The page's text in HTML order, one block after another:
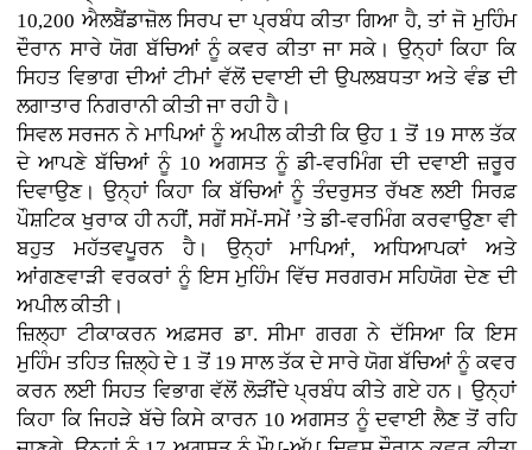
10,200 ਐਲਬੈਂਡਾਜ਼ੋਲ ਸਿਰਪ ਦਾ ਪ੍ਰਬੰਧ ਕੀਤਾ ਗਿਆ ਹੈ, ਤਾਂ ਜੋ ਮੁਹਿੰਮ
ਦੌਰਾਨ ਸਾਰੇ ਯੋਗ ਬੱਚਿਆਂ ਨੂੰ ਕਵਰ ਕੀਤਾ ਜਾ ਸਕੇ। ਉਨ੍ਹਾਂ ਕਿਹਾ ਕਿ
ਸਿਹਤ ਵਿਭਾਗ ਦੀਆਂ ਟੀਮਾਂ ਵੱਲੋਂ ਦਵਾਈ ਦੀ ਉਪਲਬਧਤਾ ਅਤੇ ਵੰਡ ਦੀ
ਲਗਾਤਾਰ ਨਿਗਰਾਨੀ ਕੀਤੀ ਜਾ ਰਹੀ ਹੈ।
ਸਿਵਲ ਸਰਜਨ ਨੇ ਮਾਪਿਆਂ ਨੂੰ ਅਪੀਲ ਕੀਤੀ ਕਿ ਉਹ 1 ਤੋਂ 19 ਸਾਲ ਤੱਕ
ਦੇ ਆਪਣੇ ਬੱਚਿਆਂ ਨੂੰ 10 ਅਗਸਤ ਨੂੰ ਡੀ-ਵਰਮਿੰਗ ਦੀ ਦਵਾਈ ਜ਼ਰੂਰ
ਦਿਵਾਉਣ। ਉਨ੍ਹਾਂ ਕਿਹਾ ਕਿ ਬੱਚਿਆਂ ਨੂੰ ਤੰਦਰੁਸਤ ਰੱਖਣ ਲਈ ਸਿਰਫ਼
ਪੌਸ਼ਟਿਕ ਖੁਰਾਕ ਹੀ ਨਹੀਂ, ਸਗੋਂ ਸਮੇਂ-ਸਮੇਂ ’ਤੇ ਡੀ-ਵਰਮਿੰਗ ਕਰਵਾਉਣਾ ਵੀ
ਬਹੁਤ ਮਹੱਤਵਪੂਰਨ ਹੈ। ਉਨ੍ਹਾਂ ਮਾਪਿਆਂ, ਅਧਿਆਪਕਾਂ ਅਤੇ
ਆਂਗਣਵਾੜੀ ਵਰਕਰਾਂ ਨੂੰ ਇਸ ਮੁਹਿੰਮ ਵਿੱਚ ਸਰਗਰਮ ਸਹਿਯੋਗ ਦੇਣ ਦੀ
ਅਪੀਲ ਕੀਤੀ।
ਜ਼ਿਲ੍ਹਾ ਟੀਕਾਕਰਨ ਅਫ਼ਸਰ ਡਾ. ਸੀਮਾ ਗਰਗ ਨੇ ਦੱਸਿਆ ਕਿ ਇਸ
ਮੁਹਿੰਮ ਤਹਿਤ ਜ਼ਿਲ੍ਹੇ ਦੇ 1 ਤੋਂ 19 ਸਾਲ ਤੱਕ ਦੇ ਸਾਰੇ ਯੋਗ ਬੱਚਿਆਂ ਨੂੰ ਕਵਰ
ਕਰਨ ਲਈ ਸਿਹਤ ਵਿਭਾਗ ਵੱਲੋਂ ਲੋੜੀਂਦੇ ਪ੍ਰਬੰਧ ਕੀਤੇ ਗਏ ਹਨ। ਉਨ੍ਹਾਂ
ਕਿਹਾ ਕਿ ਜਿਹੜੇ ਬੱਚੇ ਕਿਸੇ ਕਾਰਨ 10 ਅਗਸਤ ਨੂੰ ਦਵਾਈ ਲੈਣ ਤੋਂ ਰਹਿ